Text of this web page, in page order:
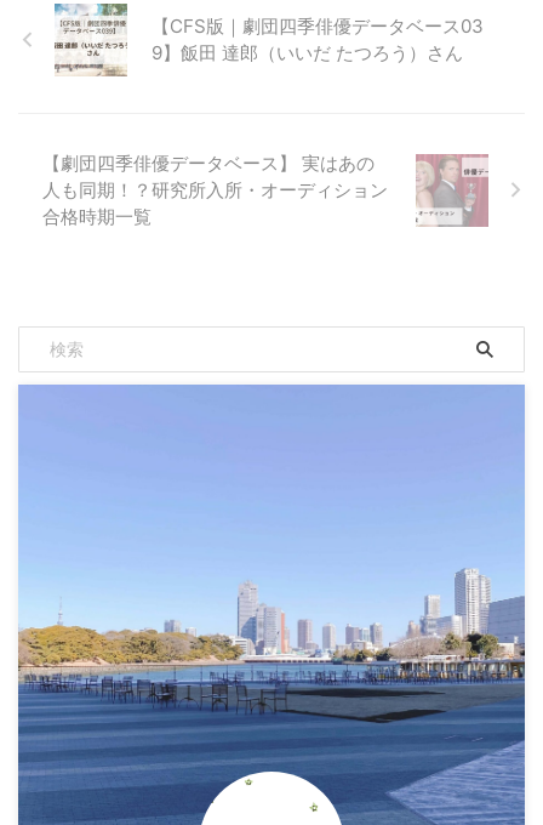
【CFS版｜劇団四季俳優データベース03
9】飯田 達郎（いいだ たつろう）さん
【劇団四季俳優データベース】 実はあの
人も同期！？研究所入所・オーディション
合格時期一覧